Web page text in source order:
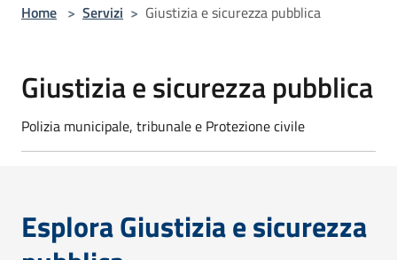
Home > Servizi > Giustizia e sicurezza pubblica
Giustizia e sicurezza pubblica
Polizia municipale, tribunale e Protezione civile
Esplora Giustizia e sicurezza